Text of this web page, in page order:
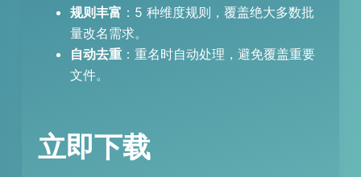
规则丰富 ：5 种维度规则，覆盖绝大多数批
量改名需求。
自动去重：重名时自动处理，避免覆盖重要
文件。
立即下载